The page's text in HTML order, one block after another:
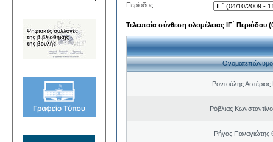
Περίοδος:
Τελευταία σύνθεση ολομέλειας ΙΓ΄ Περιόδου
Ονοματεπώνυμο
Ροντούλης
Ρόβλιας
Ρήγας Παναγιώτης